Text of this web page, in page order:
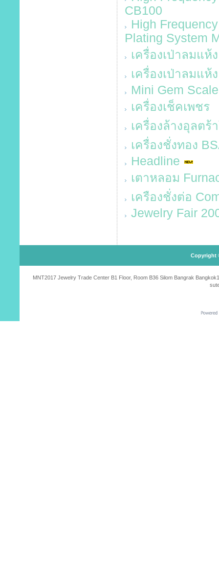
CB100
High
Plating System
เครื่องเป่าลมแห้
เครื่องเป่าลมแห้
Mini Gem Scale
เครื่องเช็คเพชร
เครื่องล้างอุลตร้
เครื่องชั่งทอง
Headline
เตาหลอม
เครืองชั่งต่อ
Jewelry Fair
Copyright
MNT2017 Jewelry Trade Center B1 Floor, Room B36 Silom Bangrak